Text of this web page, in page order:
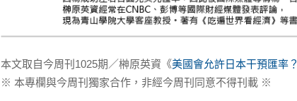
本文取自今周刊1025期／榊原英資《美國會允許日本干預匯率？
※ 本專欄與今周刊獨家合作，非經今周刊同意不得刊載 ※